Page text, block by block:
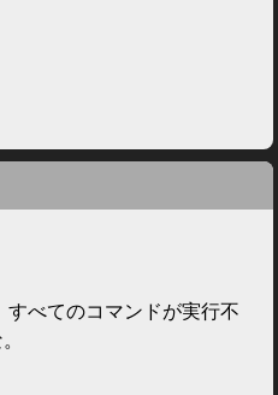
すべてのコマンドが実行不